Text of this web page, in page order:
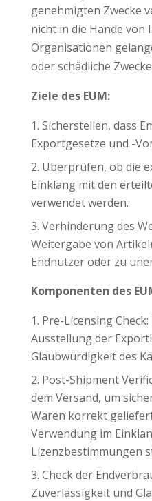
genehmigten Zwecke
nicht in die Hände von
Organisationen
oder schädliche
Ziele des EUM:
Sicherstellen, dass
Exportgesetze und -
Überprüfen, ob die
Einklang mit den
verwendet werden.
Verhinderung des
Weitergabe von
Endnutzer oder zu
Komponenten des
Pre-Licensing
Ausstellung der
Glaubwürdigkeit des
Post-Shipment
dem Versand, um
Waren korrekt
Verwendung im
Lizenzbestimmungen
Check der
Zuverlässigkeit und